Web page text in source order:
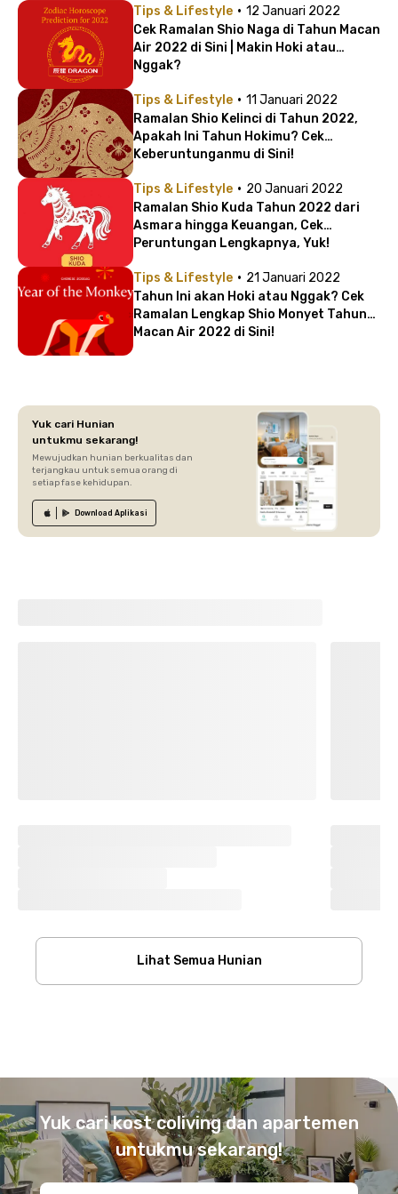
Tips & Lifestyle · 12 Januari 2022
Cek Ramalan Shio Naga di Tahun Macan
Air 2022 di Sini | Makin Hoki atau
Nggak?
Tips & Lifestyle · 11 Januari 2022
Ramalan Shio Kelinci di Tahun 2022,
Apakah Ini Tahun Hokimu? Cek
Keberuntunganmu di Sini!
Tips & Lifestyle · 20 Januari 2022
Ramalan Shio Kuda Tahun 2022 dari
Asmara hingga Keuangan, Cek
Peruntungan Lengkapnya, Yuk!
Tips & Lifestyle · 21 Januari 2022
Tahun Ini akan Hoki atau Nggak? Cek
Ramalan Lengkap Shio Monyet Tahun
Macan Air 2022 di Sini!
Yuk cari Hunian
untukmu sekarang!
Mewujudkan hunian berkualitas dan
terjangkau untuk semua orang di
setiap fase kehidupan.
Download Aplikasi
Lihat Semua Hunian
Yuk cari kost coliving dan apartemen
untukmu sekarang!